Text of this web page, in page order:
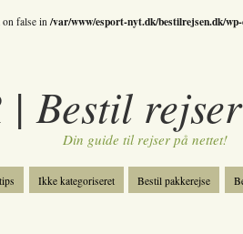
on false in/var/www/esport-nyt.dk/bestilrejsen.dk/
| Bestil
Din guide til rejser på nettet!
Ikke kategoriseret Bestil pakkerejse